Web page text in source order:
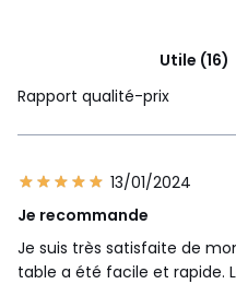
Utile (16)
Rapport qualité-prix
13/01/2024
Je recommande
Je suis très satisfaite de
table a été facile et rapide.